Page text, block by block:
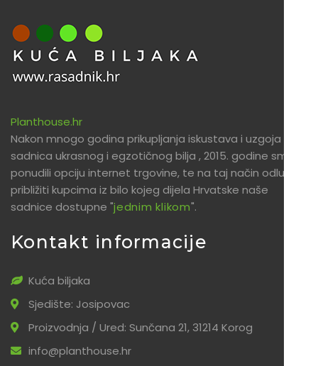
Planthouse.hr
Nakon mnogo godina prikupljanja iskustava i uzgoja
sadnica ukrasnog i egzotičnog bilja , 2015. godine smo
ponudili opciju internet trgovine, te na taj način odlučili
približiti kupcima iz bilo kojeg dijela Hrvatske naše
sadnice dostupne "jednim klikom".
Kontakt informacije
Kuća biljaka
Sjedište: Josipovac
Proizvodnja / Ured: Sunčana 21, 31214 Korog
info@planthouse.hr